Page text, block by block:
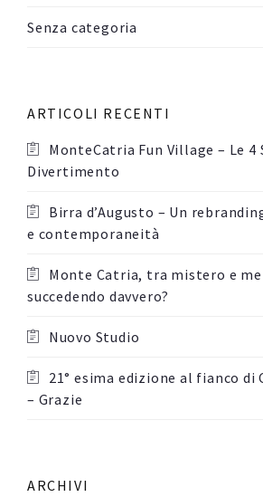
Senza categoria
ARTICOLI RECENTI
MonteCatria Fun Village – Le
Divertimento
Birra d’Augusto – Un
e contemporaneità
Monte Catria, tra mistero e
succedendo davvero?
Nuovo Studio
21° esima edizione al fianco
– Grazie
ARCHIVI